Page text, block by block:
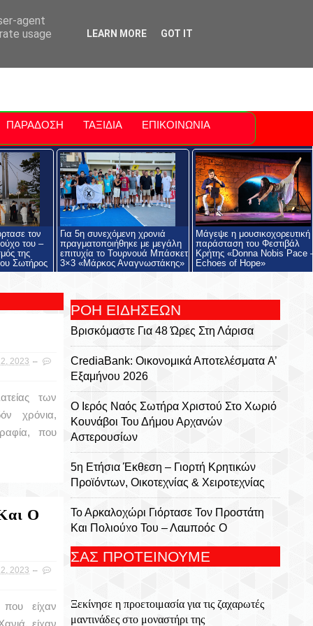
Polis
ΠΑΡΑΔΟΣΗ ΤΑΞΙΔΙΑ ΕΠΙΚΟΙΝΩΝΙΑ
τον
του –
της
Σωτήρος
Για 5η συνεχόμενη χρονιά
πραγματοποιήθηκε με μεγάλη
επιτυχία το Τουρνουά Μπάσκετ
3×3 «Μάρκος Αναγνωστάκης»
Μάγεψε η μουσικοχορευτική
παράσταση του Φεστιβάλ
Κρήτης «Donna Nobis Pace
Echoes of Hope»
2023
των
χρόνια,
που
Ο
2023
είχαν
είχαν
ΡΟΗ ΕΙΔΗΣΕΩΝ
Βρισκόμαστε Για 48 Ώρες Στη Λάρισα
CrediaBank: Οικονομικά Αποτελέσματα A’
Εξαμήνου 2026
Ο Ιερός Ναός Σωτήρα Χριστού Στο Χωριό
Κουνάβοι Του Δήμου Αρχανών
Αστερουσίων
5η Ετήσια Έκθεση – Γιορτή Κρητικών
Προϊόντων, Οικοτεχνίας & Χειροτεχνίας
Το Αρκαλοχώρι Γιόρτασε Τον Προστάτη
Και Πολιούχο Του – Λαμπρός Ο
Σωτήρος
Πραγματοποιήθηκε Με Μεγάλη Επιτυχία
Το Τουρνουά Μπάσκετ 3×3 «Μάρκος
ΣΑΣ ΠΡΟΤΕΙΝΟΥΜΕ
Ξεκίνησε η προετοιμασία για τις ζαχαρωτές
μαντινάδες στο μοναστήρι της
agent
usage
LEARN MORE GOT IT